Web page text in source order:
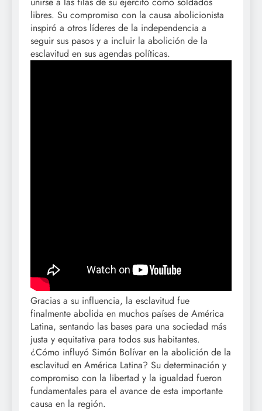
libres. Su compromiso con la causa abolicionista
inspiró a otros líderes de la independencia a
seguir sus pasos y a incluir la abolición de la
esclavitud en sus agendas políticas.
Gracias a su influencia, la esclavitud fue
finalmente abolida en muchos países de América
Latina, sentando las bases para una sociedad más
justa y equitativa para todos sus habitantes.
¿Cómo influyó Simón Bolívar en la abolición de la
esclavitud en América Latina? Su determinación y
compromiso con la libertad y la igualdad fueron
fundamentales para el avance de esta importante
causa en la región.